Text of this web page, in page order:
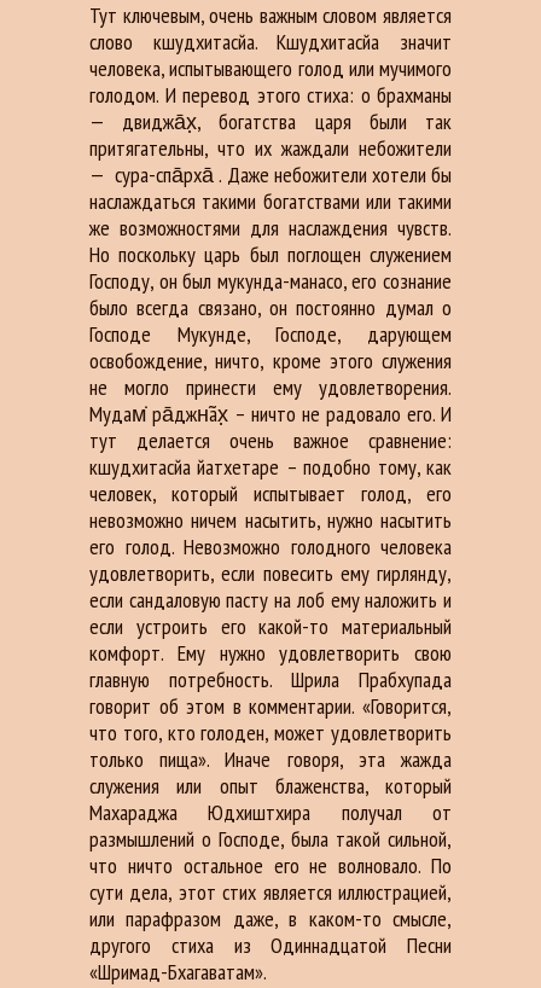
Тут ключевым, очень важным словом является
слово кшудхитасйа. Кшудхитасйа значит
человека, испытывающего голод или мучимого
голодом. И перевод этого стиха: о брахманы
— двиджа̄х̣, богатства царя были так
притягательны, что их жаждали небожители
— сура-спа̄рха̄ . Даже небожители хотели бы
наслаждаться такими богатствами или такими
же возможностями для наслаждения чувств.
Но поскольку царь был поглощен служением
Господу, он был мукунда-манасо, его сознание
было всегда связано, он постоянно думал о
Господе Мукунде, Господе, дарующем
освобождение, ничто, кроме этого служения
не могло принести ему удовлетворения.
Мудам̇ ра̄джн̃ах̣ – ничто не радовало его. И
тут делается очень важное сравнение:
кшудхитасйа йатхетаре – подобно тому, как
человек, который испытывает голод, его
невозможно ничем насытить, нужно насытить
его голод. Невозможно голодного человека
удовлетворить, если повесить ему гирлянду,
если сандаловую пасту на лоб ему наложить и
если устроить его какой-то материальный
комфорт. Ему нужно удовлетворить свою
главную потребность. Шрила Прабхупада
говорит об этом в комментарии. «Говорится,
что того, кто голоден, может удовлетворить
только пища». Иначе говоря, эта жажда
служения или опыт блаженства, который
Махараджа Юдхиштхира получал от
размышлений о Господе, была такой сильной,
что ничто остальное его не волновало. По
сути дела, этот стих является иллюстрацией,
или парафразом даже, в каком-то смысле,
другого стиха из Одиннадцатой Песни
«Шримад-Бхагаватам».